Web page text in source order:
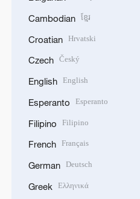
Cambodian ខ្មែរ
Croatian Hrvatski
Czech Český
English English
Esperanto Esperanto
Filipino Filipino
French Français
German Deutsch
Greek Ελληνικά